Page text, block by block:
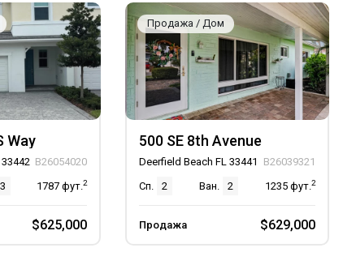
Way
B26054020
3 1787фут.2
$625,000
Продажа / Дом
500 SE 8th Avenue
Deerfield Beach FL 33441
B26039321
Сп.
2 Ван. 2 1235 фут.2
Продажа $629,000